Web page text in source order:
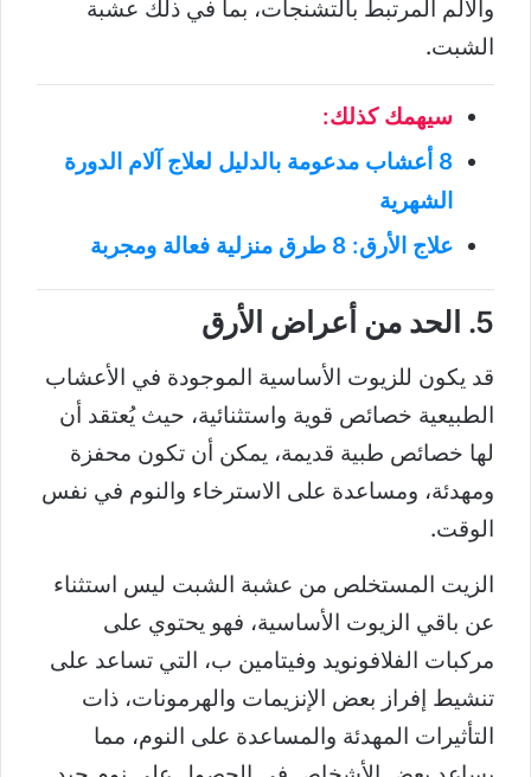
والألم المرتبط بالتشنجات، بما في ذلك عشبة
الشبت.
سيهمك كذلك:
8 أعشاب مدعومة بالدليل لعلاج آلام الدورة
الشهرية
علاج الأرق: 8 طرق منزلية فعالة ومجربة
5. الحد من أعراض الأرق
قد يكون للزيوت الأساسية الموجودة في الأعشاب
الطبيعية خصائص قوية واستثنائية، حيث يُعتقد أن
لها خصائص طبية قديمة، يمكن أن تكون محفزة
ومهدئة، ومساعدة على الاسترخاء والنوم في نفس
الوقت.
الزيت المستخلص من عشبة الشبت ليس استثناء
عن باقي الزيوت الأساسية، فهو يحتوي على
مركبات الفلافونويد وفيتامين ب، التي تساعد على
تنشيط إفراز بعض الإنزيمات والهرمونات، ذات
التأثيرات المهدئة والمساعدة على النوم، مما